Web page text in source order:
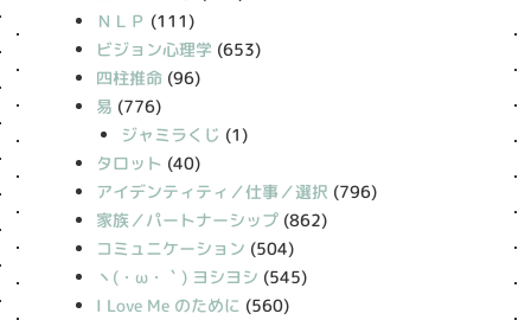
ＮＬＰ (111)
ビジョン心理学 (653)
四柱推命 (96)
易 (776)
ジャミラくじ (1)
タロット (40)
アイデンティティ／仕事／選択 (796)
家族／パートナーシップ (862)
コミュニケーション (504)
丶(・ω・｀) ヨシヨシ (545)
I Love Me のために (560)